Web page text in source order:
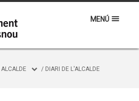
MENÚ
ALCALDE / DIARI DE L'ALCALDE